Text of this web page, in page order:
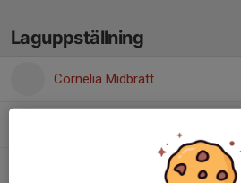
Laguppställning
Cornelia Midbratt
Svea Pruner Johansson